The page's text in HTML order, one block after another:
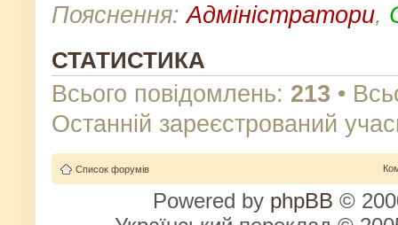
Пояснення:Адміністратори,
СТАТИСТИКА
Всього повідомлень: 213 •
Останній зареєстрований
Список форумів
Powered by phpBB ©